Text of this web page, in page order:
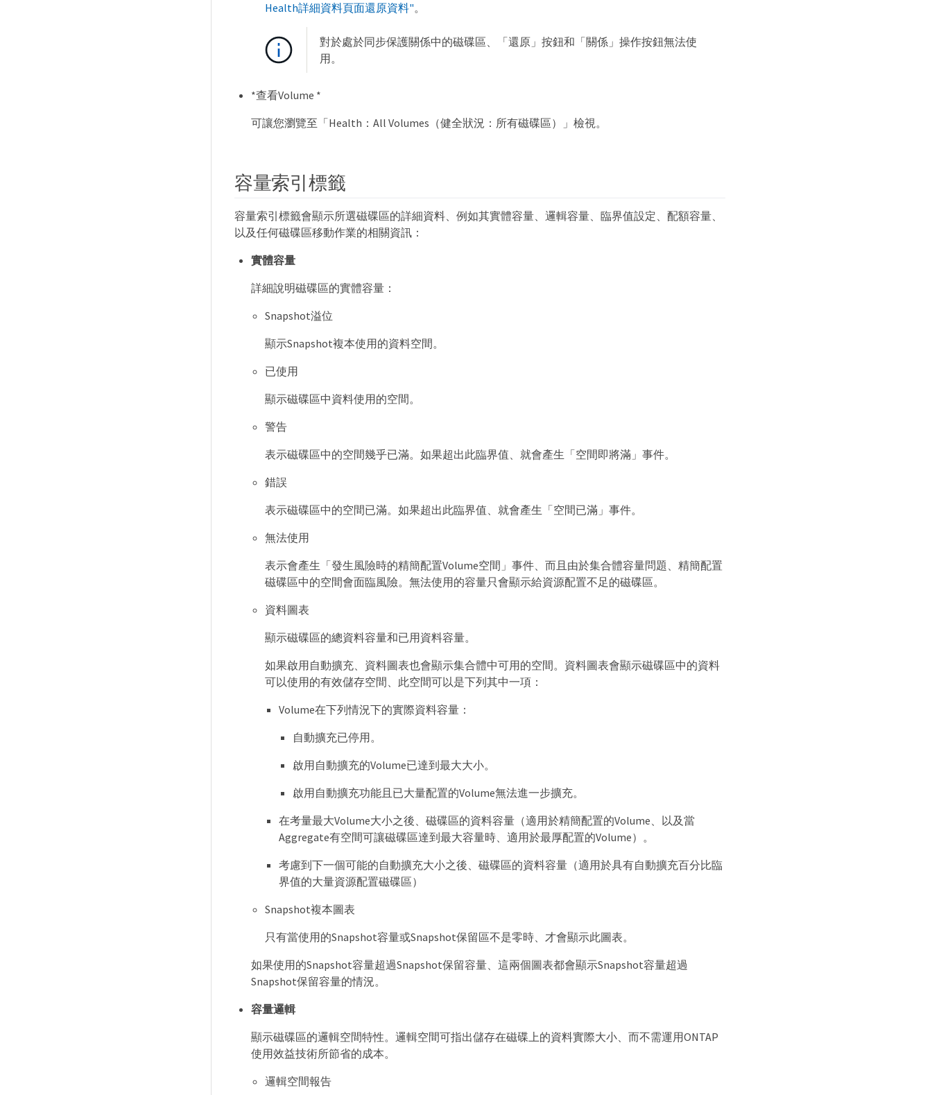
Health詳細資料頁面還原資料"。
對於處於同步保護關係中的磁碟區、「還原」按鈕和「關係」操作按鈕無法使
用。
*查看Volume *
可讓您瀏覽至「Health：All Volumes（健全狀況：所有磁碟區）」檢視。
容量索引標籤
容量索引標籤會顯示所選磁碟區的詳細資料、例如其實體容量、邏輯容量、臨界值設定、配額容量、
以及任何磁碟區移動作業的相關資訊：
實體容量
詳細說明磁碟區的實體容量：
Snapshot溢位
顯示Snapshot複本使用的資料空間。
已使用
顯示磁碟區中資料使用的空間。
警告
表示磁碟區中的空間幾乎已滿。如果超出此臨界值、就會產生「空間即將滿」事件。
錯誤
表示磁碟區中的空間已滿。如果超出此臨界值、就會產生「空間已滿」事件。
無法使用
表示會產生「發生風險時的精簡配置Volume空間」事件、而且由於集合體容量問題、精簡配置
磁碟區中的空間會面臨風險。無法使用的容量只會顯示給資源配置不足的磁碟區。
資料圖表
顯示磁碟區的總資料容量和已用資料容量。
如果啟用自動擴充、資料圖表也會顯示集合體中可用的空間。資料圖表會顯示磁碟區中的資料
可以使用的有效儲存空間、此空間可以是下列其中一項：
Volume在下列情況下的實際資料容量：
自動擴充已停用。
啟用自動擴充的Volume已達到最大大小。
啟用自動擴充功能且已大量配置的Volume無法進一步擴充。
在考量最大Volume大小之後、磁碟區的資料容量（適用於精簡配置的Volume、以及當
Aggregate有空間可讓磁碟區達到最大容量時、適用於最厚配置的Volume）。
考慮到下一個可能的自動擴充大小之後、磁碟區的資料容量（適用於具有自動擴充百分比臨
界值的大量資源配置磁碟區）
Snapshot複本圖表
只有當使用的Snapshot容量或Snapshot保留區不是零時、才會顯示此圖表。
如果使用的Snapshot容量超過Snapshot保留容量、這兩個圖表都會顯示Snapshot容量超過
Snapshot保留容量的情況。
容量邏輯
顯示磁碟區的邏輯空間特性。邏輯空間可指出儲存在磁碟上的資料實際大小、而不需運用ONTAP
使用效益技術所節省的成本。
邏輯空間報告